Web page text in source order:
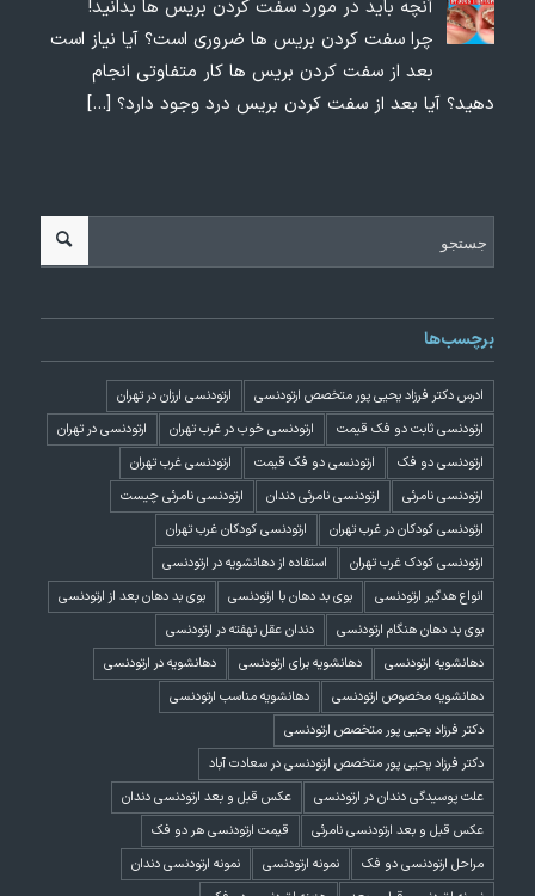
آنچه باید در مورد سفت کردن بریس ها بدانید!
چرا سفت کردن بریس ها ضروری است؟ آیا نیاز است
بعد از سفت کردن بریس ها کار متفاوتی انجام
دهید؟ آیا بعد از سفت کردن بریس درد وجود دارد؟[…]
برچسب‌ها
ادرس دکتر فرزاد یحیی پور متخصص ارتودنسی
ارتودنسی ارزان در تهران
ارتودنسی ثابت دو فک قیمت
ارتودنسی خوب در غرب تهران
ارتودنسی در تهران
ارتودنسی دو فک
ارتودنسی دو فک قیمت
ارتودنسی غرب تهران
ارتودنسی نامرئی
ارتودنسی نامرئی دندان
ارتودنسی نامرئی چیست
ارتودنسی کودکان در غرب تهران
ارتودنسی کودکان غرب تهران
ارتودنسی کودک غرب تهران
استفاده از دهانشویه در ارتودنسی
انواع هدگیر ارتودنسی
بوی بد دهان با ارتودنسی
بوی بد دهان بعد از ارتودنسی
بوی بد دهان هنگام ارتودنسی
دندان عقل نهفته در ارتودنسی
دهانشویه ارتودنسی
دهانشویه برای ارتودنسی
دهانشویه در ارتودنسی
دهانشویه مخصوص ارتودنسی
دهانشویه مناسب ارتودنسی
دکتر فرزاد یحیی پور متخصص ارتودنسی
دکتر فرزاد یحیی پور متخصص ارتودنسی در سعادت آباد
علت پوسیدگی دندان در ارتودنسی
عکس قبل و بعد ارتودنسی دندان
عکس قبل و بعد ارتودنسی نامرئی
قیمت ارتودنسی هر دو فک
مراحل ارتودنسی دو فک
نمونه ارتودنسی
نمونه ارتودنسی دندان